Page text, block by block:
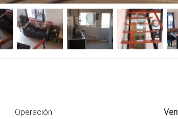
Operación